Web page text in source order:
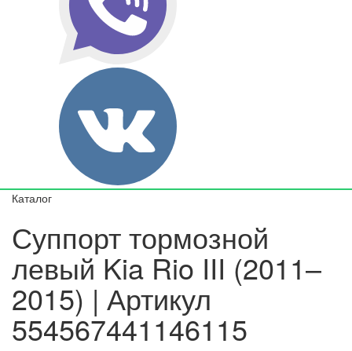
Каталог
Суппорт тормозной
левый Kia Rio III (2011–
2015) | Артикул
554567441146115